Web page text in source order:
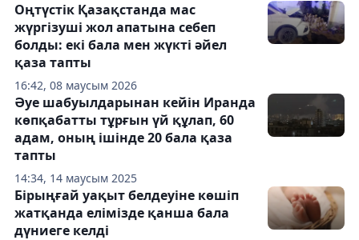
16:42, 08 маусым 2026
Оңтүстік Қазақстанда мас
жүргізуші жол апатына себеп
болды: екі бала мен жүкті әйел
қаза тапты
14:34, 14 маусым 2025
Әуе шабуылдарынан кейін Иранда
көпқабатты тұрғын үй құлап, 60
адам, оның ішінде 20 бала қаза
тапты
Бірыңғай уақыт белдеуіне көшіп
жатқанда елімізде қанша бала
дүниеге келді